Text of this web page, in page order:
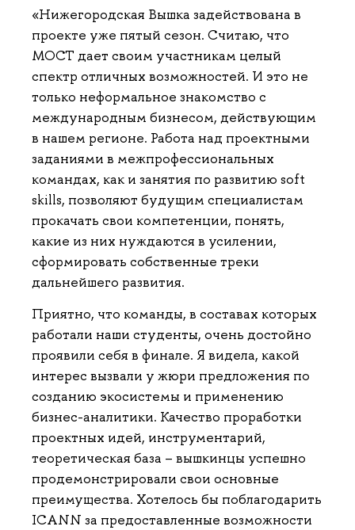
«Нижегородская Вышка задействована в
проекте уже пятый сезон. Считаю, что
МОСТ дает своим участникам целый
спектр отличных возможностей. И это не
только неформальное знакомство с
международным бизнесом, действующим
в нашем регионе. Работа над проектными
заданиями в межпрофессиональных
командах, как и занятия по развитию soft
skills, позволяют будущим специалистам
прокачать свои компетенции, понять,
какие из них нуждаются в усилении,
сформировать собственные треки
дальнейшего развития.
Приятно, что команды, в составах которых
работали наши студенты, очень достойно
проявили себя в финале. Я видела, какой
интерес вызвали у жюри предложения по
созданию экосистемы и применению
бизнес-аналитики. Качество проработки
проектных идей, инструментарий,
теоретическая база – вышкинцы успешно
продемонстрировали свои основные
преимущества. Хотелось бы поблагодарить
ICANN за предоставленные возможности